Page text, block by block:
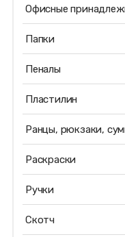
Офисные
Папки
Пеналы
Пластилин
Ранцы, рюкзаки,
Раскраски
Ручки
Скотч